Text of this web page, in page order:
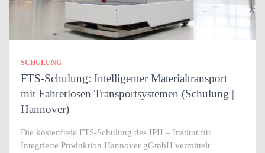
SCHULUNG
FTS-Schulung: Intelligenter Materialtransport
mit Fahrerlosen Transportsystemen (Schulung |
Hannover)
Die kostenfreie FTS-Schulung des IPH – Institut für
Integrierte Produktion Hannover gGmbH vermittelt